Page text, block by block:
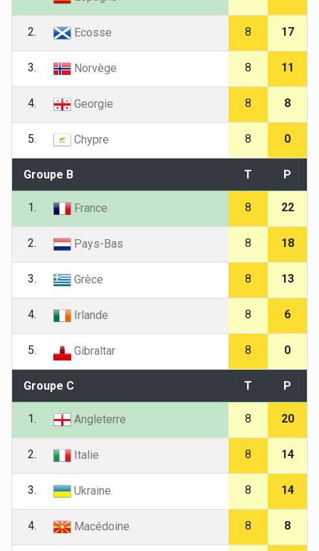
2. Ecosse 8 17
3. Norvège 8 11
4. Georgie 8 8
5. Chypre 8 0
Groupe B T P
1. France 8 22
2. Pays-Bas 8 18
3. Grèce 8 13
4. Irlande 8 6
5. Gibraltar 8 0
Groupe C T P
1. Angleterre 8 20
2. Italie 8 14
3. Ukraine 8 14
4. Macédoine 8 8